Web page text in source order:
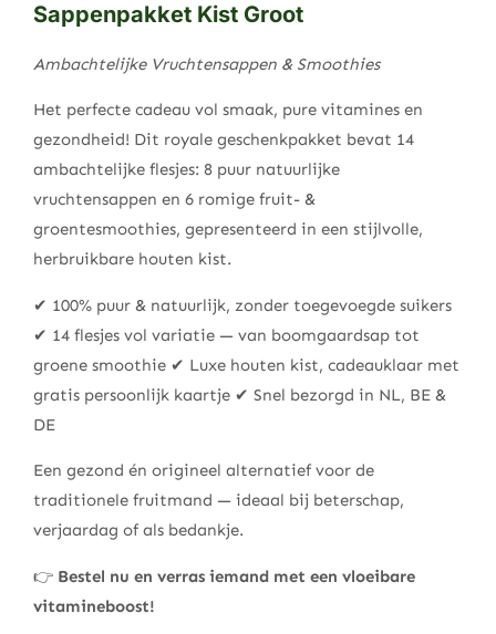
Sappenpakket Kist Groot
Ambachtelijke Vruchtensappen & Smoothies
Het perfecte cadeau vol smaak, pure vitamines en
gezondheid! Dit royale geschenkpakket bevat 14
ambachtelijke flesjes: 8 puur natuurlijke
vruchtensappen en 6 romige fruit- &
groentesmoothies, gepresenteerd in een stijlvolle,
herbruikbare houten kist.
✔ 100% puur & natuurlijk, zonder toegevoegde suikers
✔ 14 flesjes vol variatie — van boomgaardsap tot
groene smoothie ✔ Luxe houten kist, cadeauklaar met
gratis persoonlijk kaartje ✔ Snel bezorgd in NL, BE &
DE
Een gezond én origineel alternatief voor de
traditionele fruitmand — ideaal bij beterschap,
verjaardag of als bedankje.
👉 Bestel nu en verras iemand met een vloeibare
vitamineboost!